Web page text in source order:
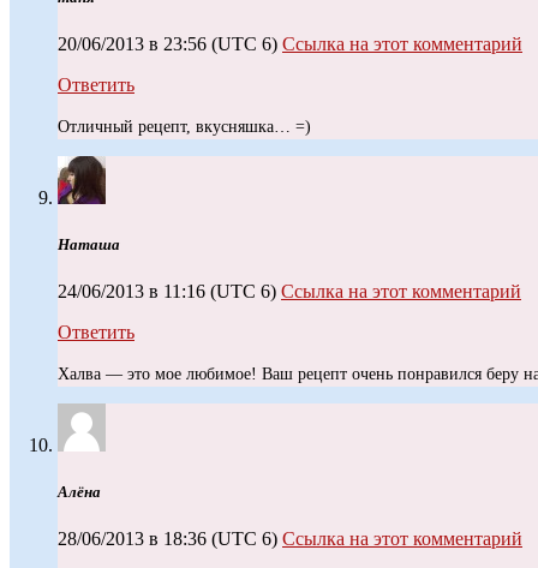
20/06/2013 в 23:56 (UTC 6) Ссылка на этот комментарий
Ответить
Отличный рецепт, вкусняшка… =)
Наташа
24/06/2013 в 11:16 (UTC 6) Ссылка на этот комментарий
Ответить
Халва — это мое любимое! Ваш рецепт очень понравился беру
Алёна
28/06/2013 в 18:36 (UTC 6) Ссылка на этот комментарий